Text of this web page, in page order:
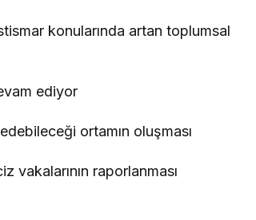
konularında artan toplumsal
ediyor
ortamın oluşması
raporlanması